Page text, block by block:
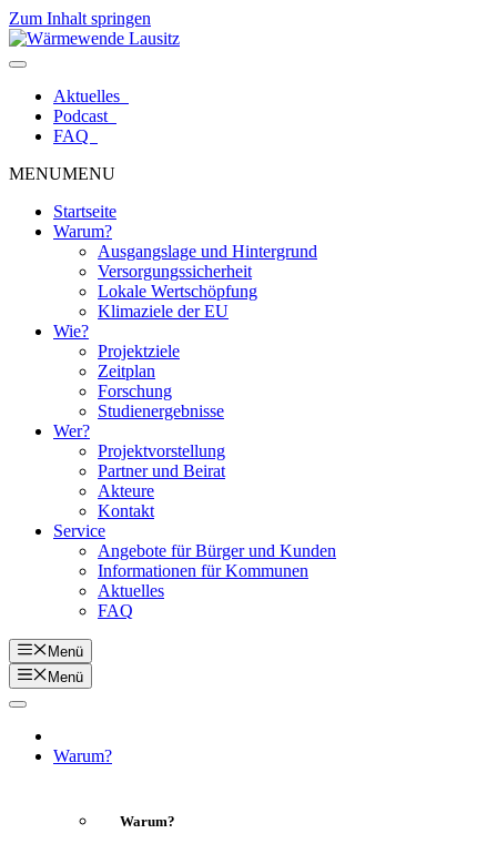
Zum Inhalt springen
Aktuelles
Podcast
FAQ
MENUMENU
Startseite
Warum?
Ausgangslage und Hintergrund
Versorgungssicherheit
Lokale Wertschöpfung
Klimaziele der EU
Wie?
Projektziele
Zeitplan
Forschung
Studienergebnisse
Wer?
Projektvorstellung
Partner und Beirat
Akteure
Kontakt
Service
Angebote für Bürger und Kunden
Informationen für Kommunen
Aktuelles
FAQ
Menü
Menü
Warum?
Warum?